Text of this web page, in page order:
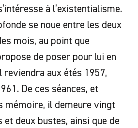
à l’existentialisme.
se noue entre les deux
mois, au point que
de poser pour lui en
aux étés 1957,
De ces séances, et
mémoire, il demeure vingt
et deux bustes, ainsi que de